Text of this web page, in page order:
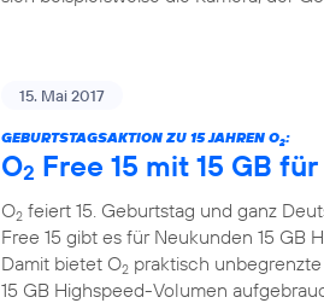
15. Mai 2017
GEBURTSTAGSAKTION ZU 15 JAHREN O2:
O2 Free 15 mit 15 GB
O2 feiert 15. Geburtstag und ganz
Free 15 gibt es für Neukunden 15 GB
Damit bietet O2 praktisch
15 GB Highspeed-Volumen